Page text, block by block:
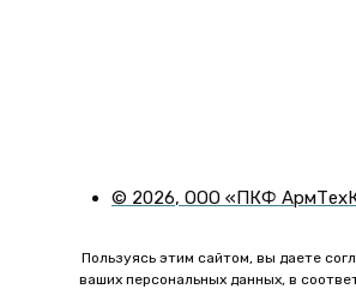
© 2026, ООО «ПКФ
Пользуясь этим сайтом, вы даете
ваших персональных данных, в